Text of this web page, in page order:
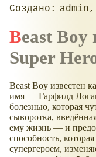
admin
Beast Boy в линии кукол DC
Super
Beast Boy известен
имя — Гарфилд
болезнью, которая
сыворотка,
ему жизнь — и
способность,
супергероем,